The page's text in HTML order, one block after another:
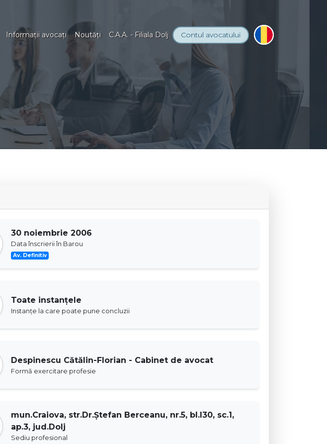
Informaţii avocaţi Noutăţi C.A.A. - Filiala Dolj Contul avocatului
30 noiembrie 2006
Data înscrierii în Barou
Av. Definitiv
Toate instanţele
Instanţe la care poate pune concluzii
Despinescu Cătălin-Florian - Cabinet de avocat
Formă exercitare profesie
mun.Craiova, str.Dr.Ştefan Berceanu, nr.5, bl.I30, sc.1,
ap.3, jud.Dolj
Sediu profesional